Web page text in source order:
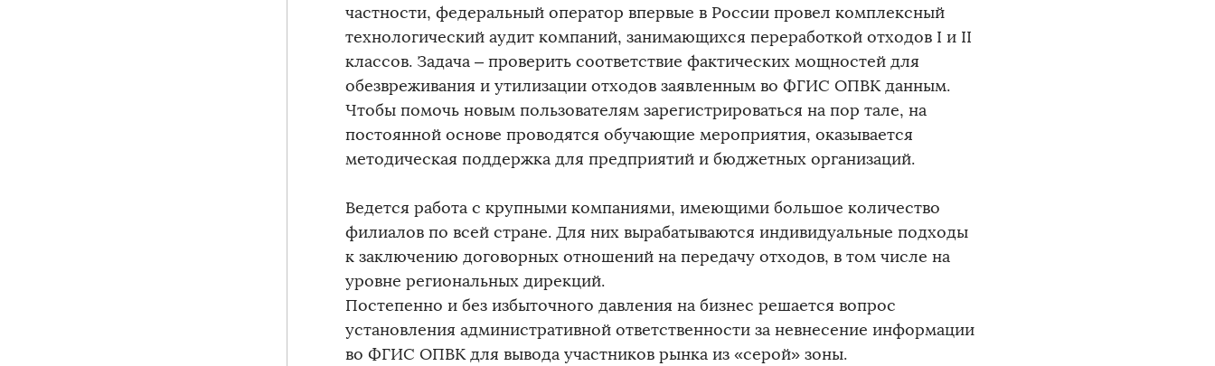
частности, федеральный оператор впервые в России провел комплексный
технологический аудит компаний, занимающихся переработкой отходов I и II
классов. Задача – проверить соответствие фактических мощностей для
обезвреживания и утилизации отходов заявленным во ФГИС ОПВК данным.
Чтобы помочь новым пользователям зарегистрироваться на пор тале, на
постоянной основе проводятся обучающие мероприятия, оказывается
методическая поддержка для предприятий и бюджетных организаций.
Ведется работа с крупными компаниями, имеющими большое количество
филиалов по всей стране. Для них вырабатываются индивидуальные подходы
к заключению договорных отношений на передачу отходов, в том числе на
уровне региональных дирекций.
Постепенно и без избыточного давления на бизнес решается вопрос
установления административной ответственности за невнесение информации
во ФГИС ОПВК для вывода участников рынка из «серой» зоны.